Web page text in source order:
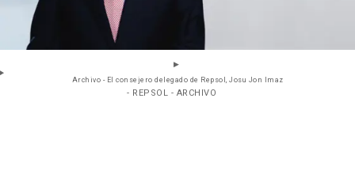
Archivo - El consejero delegado de Repsol, Josu Jon Imaz
- REPSOL - ARCHIVO